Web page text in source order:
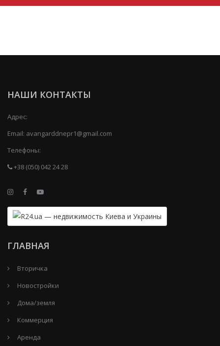
НАШИ КОНТАКТЫ
Адрес:
Email: avangarddnepr1@gmail.com
Телефоны:
+38 (050) 042 24 28
ГЛАВНАЯ
Вторичка
Новостройки
Дома/земля
Коммерция
Аренда